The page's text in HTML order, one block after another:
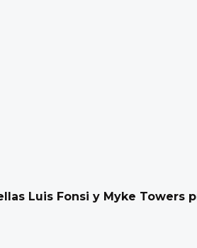
Luis Fonsi y Myke Towers